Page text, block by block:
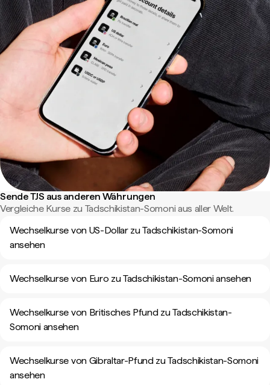
Sende TJS aus anderen Währungen
Vergleiche Kurse zu Tadschikistan-Somoni aus aller Welt.
Wechselkurse von US-Dollar zu Tadschikistan-Somoni
ansehen
Wechselkurse von Euro zu Tadschikistan-Somoni ansehen
Wechselkurse von Britisches Pfund zu Tadschikistan-
Somoni ansehen
Wechselkurse von Gibraltar-Pfund zu Tadschikistan-Somoni
ansehen